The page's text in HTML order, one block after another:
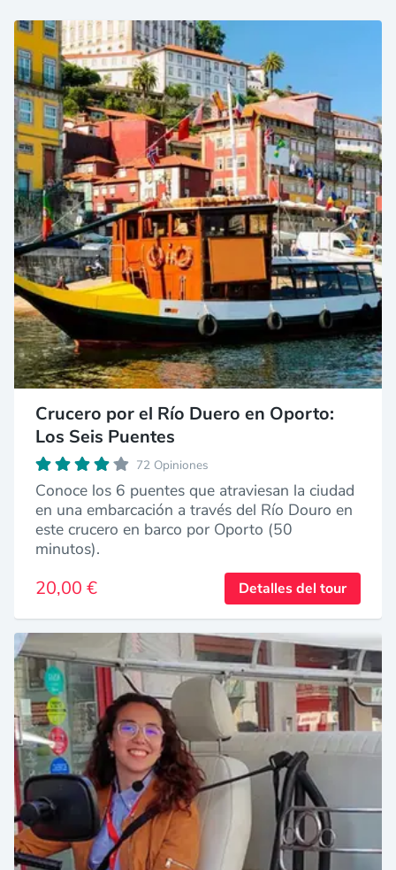
Crucero por el Río Duero en Oporto:
Los Seis Puentes
72 Opiniones
Conoce los 6 puentes que atraviesan la ciudad
en una embarcación a través del Río Douro en
este crucero en barco por Oporto (50
minutos).
20,00 € Detalles del tour